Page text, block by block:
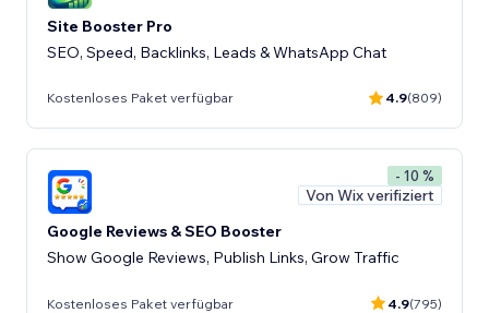
Site Booster Pro
SEO, Speed, Backlinks, Leads & WhatsApp Chat
Kostenloses Paket verfügbar 4.9(809)
- 10 %
Von Wix verifiziert
Google Reviews & SEO Booster
Show Google Reviews, Publish Links, Grow Traffic
Kostenloses Paket verfügbar 4.9(795)